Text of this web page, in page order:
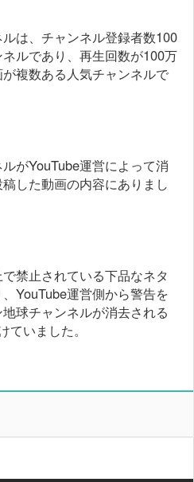
は、チャンネル登録者数100
ルであり、再生回数が100万
複数ある人気チャンネルで
がYouTube運営によって消
した動画の内容にありまし
禁止されている下品なネタ
YouTube運営側から警告を
球チャンネルが消去される
いました。